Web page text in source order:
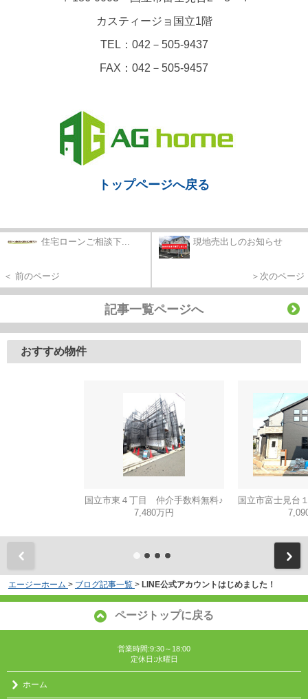
カスティージョ国立1階
TEL：042－505-9437
FAX：042－505-9457
トップページへ戻る
住宅ローンご相談下...
＜ 前のページ
現地売出しのお知らせ
＞次のページ
記事一覧ページへ
おすすめ物件
国立市東４丁目 仲介手数料無料♪
7,480万円
エージーホーム > ブログ記事一覧 > LINE公式アカウントはじめました！
ページトップに戻る
営業時間:9:30～18:00
定休日:水曜日
ホーム